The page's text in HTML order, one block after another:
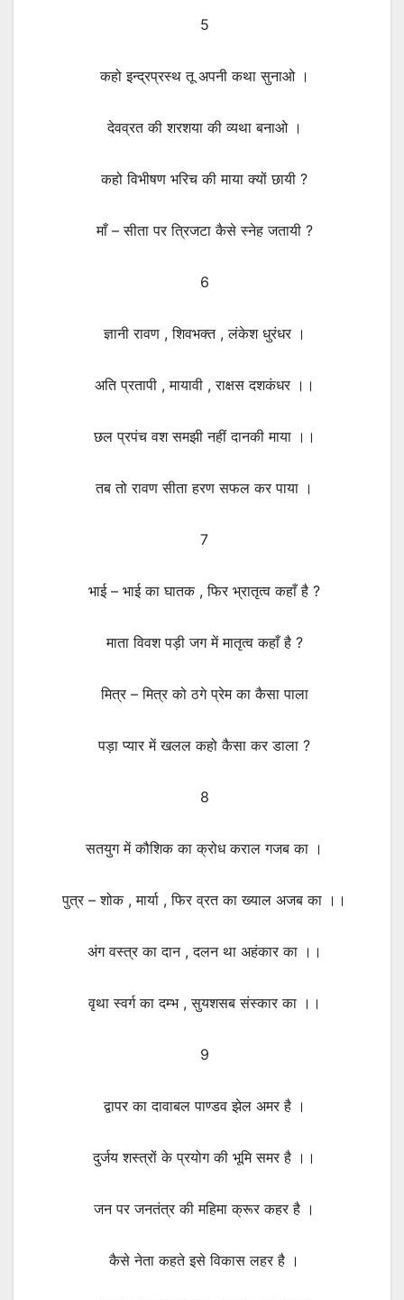
5
कहो इन्द्रप्रस्थ तू अपनी कथा सुनाओ ।
देवव्रत की शरशया की व्यथा बनाओ ।
कहो विभीषण भरिच की माया क्यों छायी ?
माँ – सीता पर त्रिजटा कैसे स्नेह जतायी ?
6
ज्ञानी रावण , शिवभक्त , लंकेश धुरंधर ।
अति प्रतापी , मायावी , राक्षस दशकंधर ।।
छल प्रपंच वश समझी नहीं दानकी माया ।।
तब तो रावण सीता हरण सफल कर पाया ।
7
भाई – भाई का घातक , फिर भ्रातृत्व कहाँ है ?
माता विवश पड़ी जग में मातृत्व कहाँ है ?
मित्र – मित्र को ठगे प्रेम का कैसा पाला
पड़ा प्यार में खलल कहो कैसा कर डाला ?
8
सतयुग में कौशिक का क्रोध कराल गजब का ।
पुत्र – शोक , मार्या , फिर व्रत का ख्याल अजब का ।।
अंग वस्त्र का दान , दलन था अहंकार का ।।
वृथा स्वर्ग का दम्भ , सुयशसब संस्कार का ।।
9
द्वापर का दावाबल पाण्डव झेल अमर है ।
दुर्जय शस्त्रों के प्रयोग की भूमि समर है ।।
जन पर जनतंत्र की महिमा क्रूर कहर है ।
कैसे नेता कहते इसे विकास लहर है ।